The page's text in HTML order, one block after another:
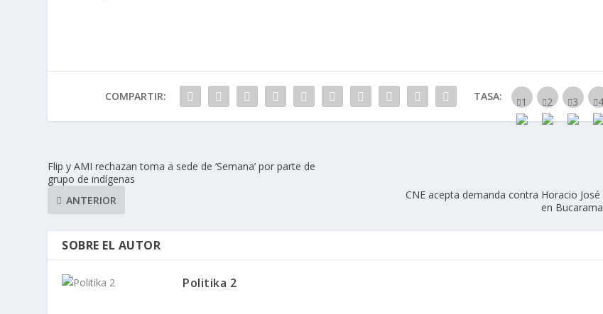
COMPARTIR: TASA:
Flip y AMI rechazan toma a sede de ‘Semana’ por parte de
grupo de indígenas
ANTERIOR
CNE acepta demanda contra Horacio
en
SOBRE EL AUTOR
Politika 2